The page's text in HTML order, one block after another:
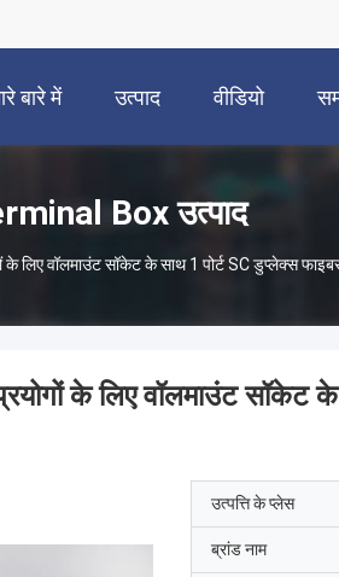
बारे में उत्पाद वीडियो
Box उत्पाद
लिए वॉलमाउंट सॉकेट के साथ 1 पोर्ट SC डुप्लेक्स
के लिए वॉलमाउंट सॉकेट के
उत्पत्ति के प्लेस
ब्रांड नाम